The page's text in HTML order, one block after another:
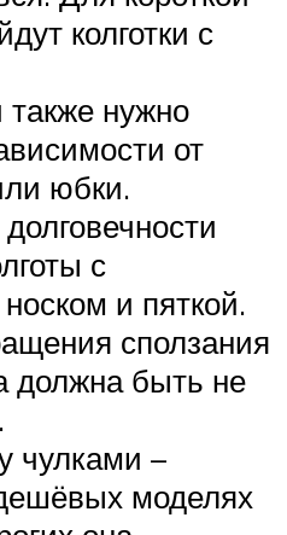
колготки с
нужно
от
юбки.
с
и пяткой.
сползания
должна быть не
чулками –
моделях